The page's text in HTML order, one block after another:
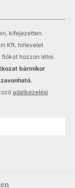
kifejezetten
Kft. hírlevelet
fiókot hozzon létre.
bármikor
adatkezelési